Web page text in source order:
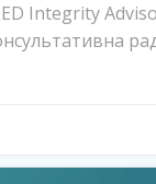
Integrity